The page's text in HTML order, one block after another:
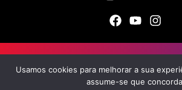
Politica de Privacidade e
Usamos cookies para melhorar a sua
assume-se que